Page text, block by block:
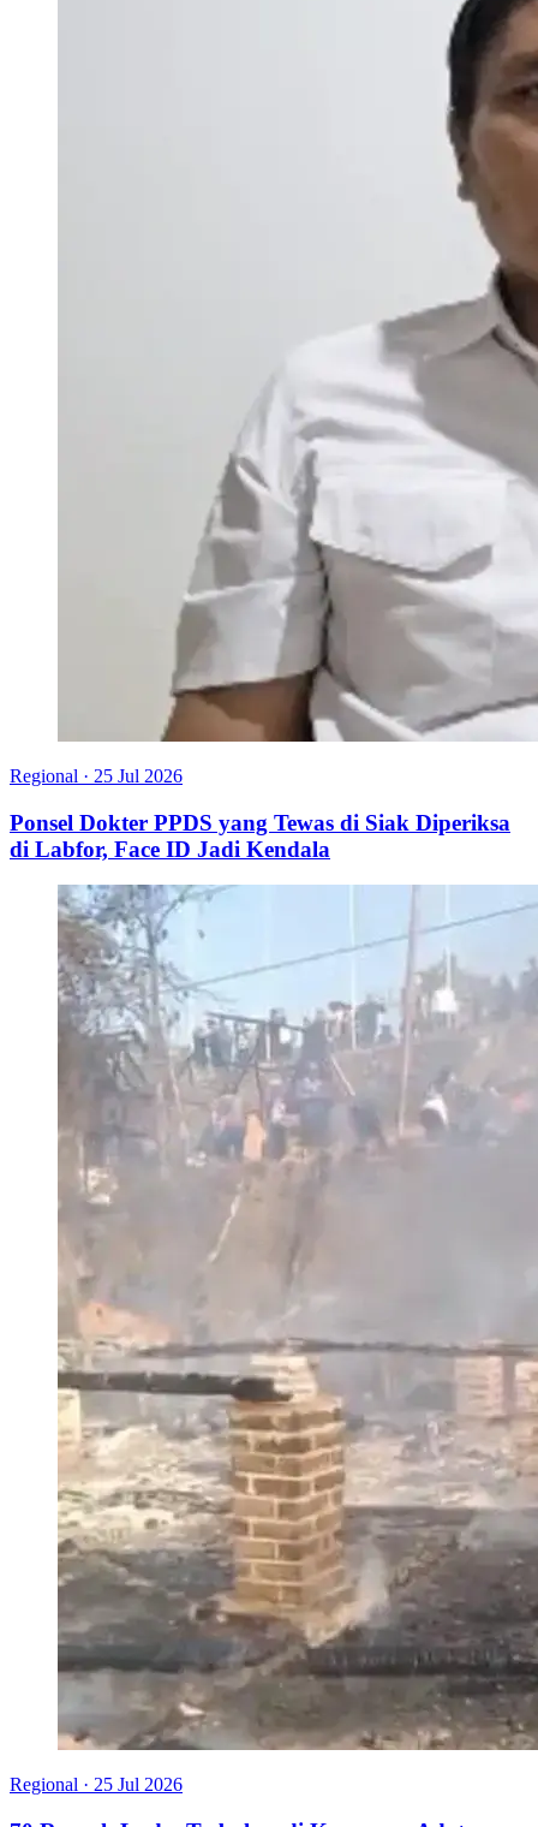
Regional · 25 Jul 2026
Ponsel Dokter PPDS yang Tewas di Siak Diperiksa
di Labfor, Face ID Jadi Kendala
Regional · 25 Jul 2026